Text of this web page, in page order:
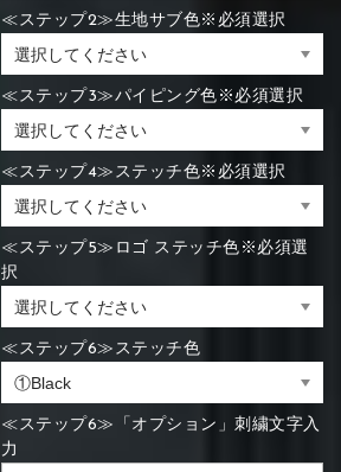
≪ステップ2≫生地サブ色※必須選択
≪ステップ3≫パイピング色※必須選択
≪ステップ4≫ステッチ色※必須選択
≪ステップ5≫ロゴ ステッチ色※必須選
択
≪ステップ6≫ステッチ色
≪ステップ6≫「オプション」刺繍文字入
力